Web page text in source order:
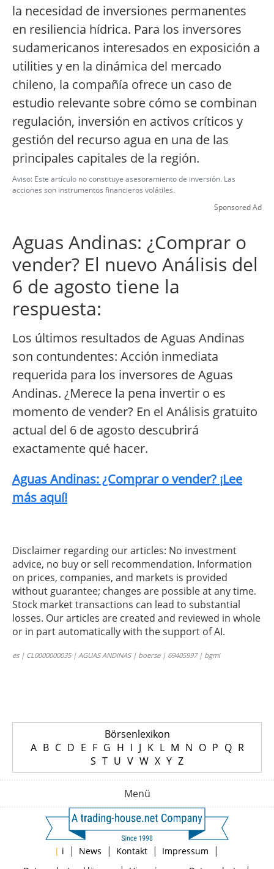
la necesidad de inversiones permanentes
en resiliencia hídrica. Para los inversores
sudamericanos interesados en exposición a
utilities y en la dinámica del mercado
chileno, la compañía ofrece un caso de
estudio relevante sobre cómo se combinan
regulación, inversión en activos críticos y
gestión del recurso agua en una de las
principales capitales de la región.
Aviso: Este artículo no constituye asesoramiento de inversión. Las
acciones son instrumentos financieros volátiles.
Sponsored Ad
Aguas Andinas: ¿Comprar o
vender? El nuevo Análisis del
6 de agosto tiene la
respuesta:
Los últimos resultados de Aguas Andinas
son contundentes: Acción inmediata
requerida para los inversores de Aguas
Andinas. ¿Merece la pena invertir o es
momento de vender? En el Análisis gratuito
actual del 6 de agosto descubrirá
exactamente qué hacer.
Aguas Andinas: ¿Comprar o vender? ¡Lee
más aquí!
Disclaimer regarding our articles: No investment
advice, no buy or sell recommendation. Information
on prices, companies, and markets is provided
without guarantee; changes are possible at any time.
Stock market transactions can lead to substantial
losses. Our articles are created and reviewed in whole
or in part automatically with the support of AI.
es | CL0000000035 | AGUAS ANDINAS | boerse | 69405997 | bgmi
Börsenlexikon
A B C D E F G H I J K L M N O P Q R
S T U V W X Y Z
Menü
| i | News | Kontakt | Impressum |